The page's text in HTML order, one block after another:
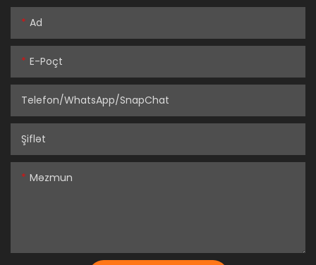
Ad
E-Poçt
Telefon/WhatsApp/SnapChat
Şiflət
Məzmun